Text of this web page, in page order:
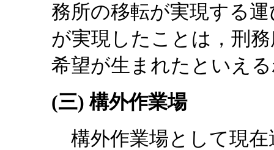
務所の移転が実現する
が実現したことは，刑
希望が生まれたといえ
(三) 構外作業場
構外作業場として現在